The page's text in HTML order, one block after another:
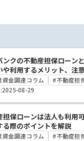
ンクの不動産担保ローン
や利用するメリット、注
資金調達コラム
不動産担
08-29
担保ローンは法人も利用
る際のポイントを解説
資金調達コラム
不動産担